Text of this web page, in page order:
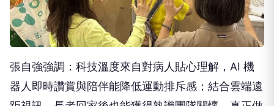
張自強強調：科技溫度來自對病人貼心理解，AI 機
器人即時讚賞與陪伴能降低運動排斥感；結合雲端遠